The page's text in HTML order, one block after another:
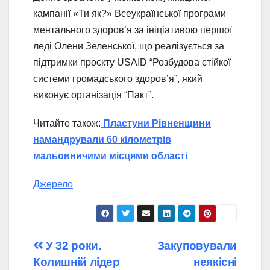
кампанії «Ти як?» Всеукраїнської програми
ментального здоров’я за ініціативою першої
леді Олени Зеленської, що реалізується за
підтримки проєкту USAID “Розбудова стійкої
системи громадського здоров’я”, який
виконує організація “Пакт”.
Читайте також: Пластуни Рівненщини
намандрували 60 кілометрів
мальовничими місцями області
Джерело
Навігація
Закуповували
неякісні
У 32 роки.
Колишній лідер